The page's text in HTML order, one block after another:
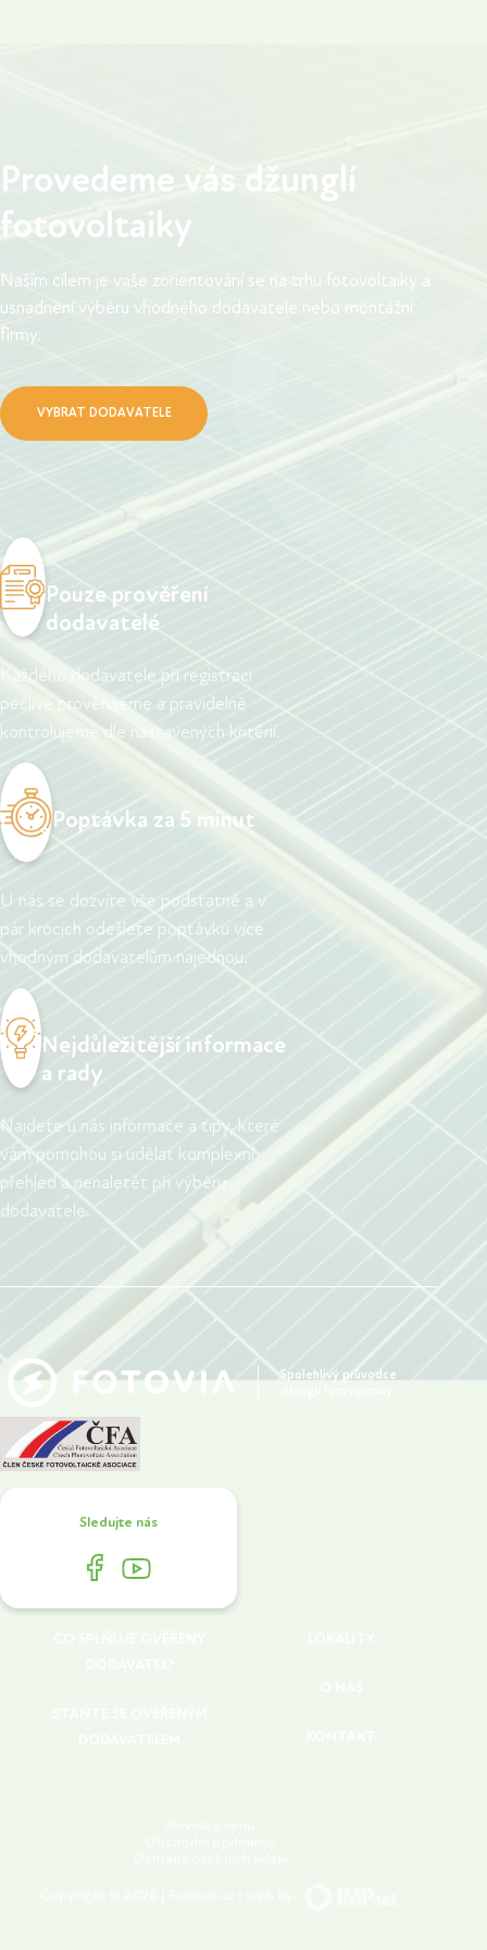
Provedeme vás džunglí
fotovoltaiky
Naším cílem je vaše zorientování se na trhu fotovoltaiky a
usnadnění výběru vhodného dodavatele nebo montážní
firmy.
VYBRAT DODAVATELE
Pouze prověření
dodavatelé
Každého dodavatele při registraci
pečlivě prověřujeme a pravidelně
kontrolujeme dle nastavených kritérií.
Poptávka za 5 minut
U nás se dozvíte vše podstatné a v
pár krocích odešlete poptávku více
vhodným dodavatelům najednou.
Nejdůležitější informace
a rady
Najdete u nás informace a tipy, které
vám pomohou si udělat komplexní
přehled a nenaletět při výběru
dodavatele.
Spolehlivý průvodce
Sledujte nás